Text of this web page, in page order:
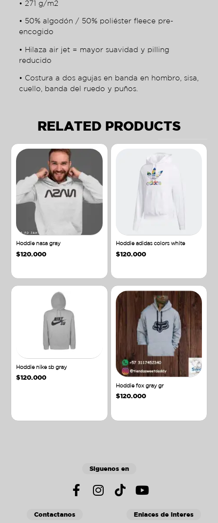
• 271 g/m2
• 50% algodón / 50% poliéster fleece pre-
encogido
• Hilaza air jet = mayor suavidad y pilling
reducido
• Costura a dos agujas en banda en hombro, sisa,
cuello, banda del ruedo y puños.
RELATED PRODUCTS
Hoddie nasa gray
$120.000
Hoddie adidas colors white
$120.000
Hoddie nike sb gray
$120.000
Hoddie fox gray gr
$120.000
Siguenos en
Contactanos Enlaces de interes